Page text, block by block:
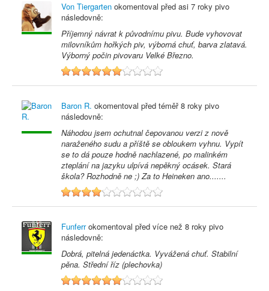
Von Tiergarten okomentoval před asi 7 roky pivo
následovně:
Příjemný návrat k původnímu pivu. Bude vyhovovat
milovníkům hořkých piv, výborná chuť, barva zlatavá.
Výborný počin pivovaru Velké Březno.
6
Baron R. okomentoval před téměř 8 roky pivo
následovně:
Náhodou jsem ochutnal čepovanou verzi z nově
naraženého sudu a příště se obloukem vyhnu. Vypít
se to dá pouze hodně nachlazené, po malinkém
zteplání na jazyku ulpívá nepěkný ocásek. Stará
škola? Rozhodně ne ;) Za to Heineken ano.......
4
Funferrokomentoval před více než 8 roky pivo
následovně:
Dobrá, pitelná jedenáctka. Vyvážená chuť. Stabilní
pěna. Střední říz (plechovka)
6